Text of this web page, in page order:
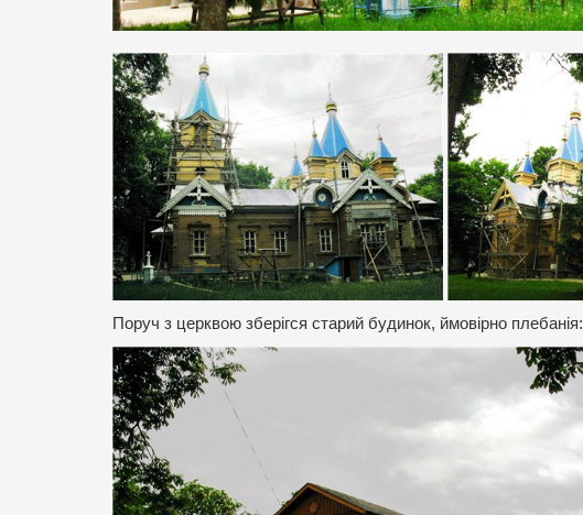
Поруч з церквою зберігся старий будинок, ймовірно плебанія: